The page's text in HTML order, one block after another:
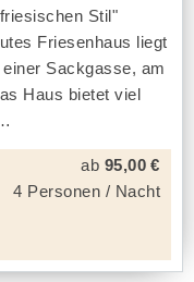
Stil"
Friesenhaus liegt
Sackgasse, am
Haus bietet viel
ab 95,00 €
4 Personen / Nacht